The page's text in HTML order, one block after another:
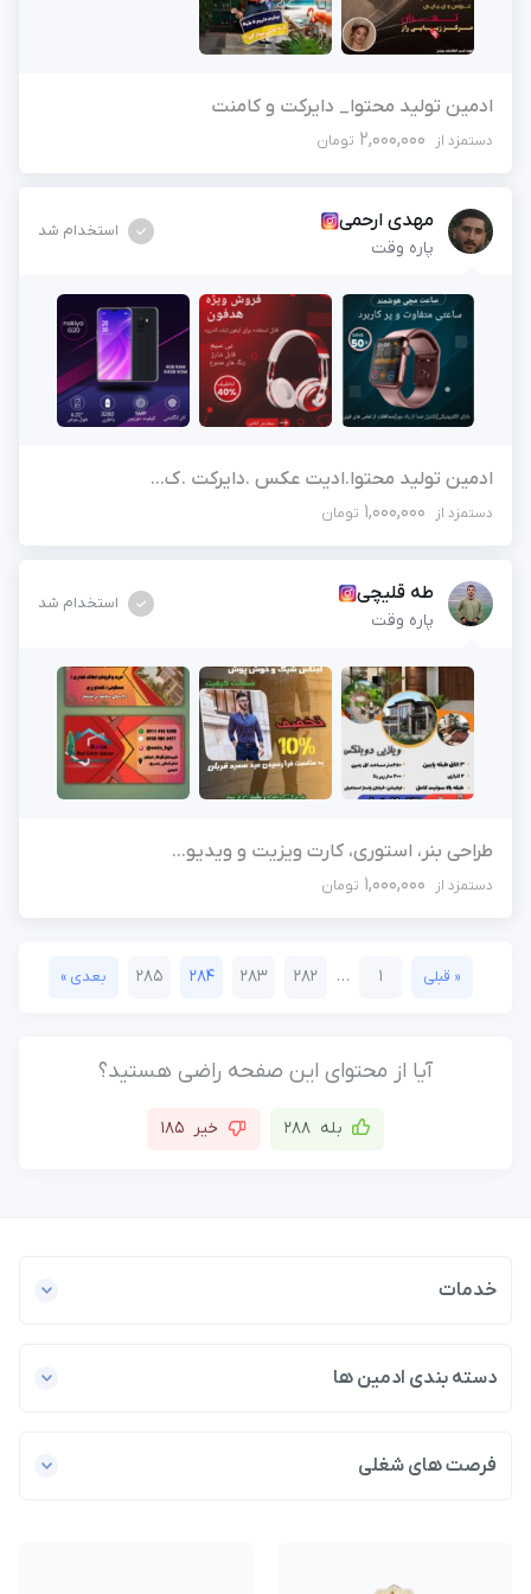
ادمین تولید محتوا_ دایرکت و کامنت
دستمزد از 2,000,000 تومان
مهدی ارحمی
پاره وقت
استخدام شد
ادمین تولید محتوا.ادیت عکس .دایرکت .ک...
دستمزد از 1,000,000 تومان
طه قلیچی
پاره وقت
استخدام شد
طراحی بنر، استوری، کارت ویزیت و ویدیو...
دستمزد از 1,000,000 تومان
« قبلی 1
…
282
283
284
285 بعدی »
آیا از محتوای این صفحه راضی هستید؟
بله 288 خیر 185
خدمات
دسته بندی ادمین ها
فرصت های شغلی